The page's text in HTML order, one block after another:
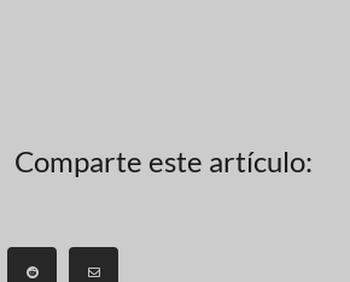
Comparte este artículo: